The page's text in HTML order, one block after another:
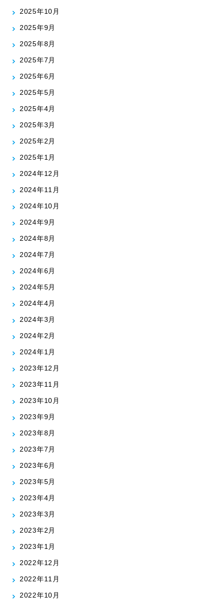
2025年10月
2025年9月
2025年8月
2025年7月
2025年6月
2025年5月
2025年4月
2025年3月
2025年2月
2025年1月
2024年12月
2024年11月
2024年10月
2024年9月
2024年8月
2024年7月
2024年6月
2024年5月
2024年4月
2024年3月
2024年2月
2024年1月
2023年12月
2023年11月
2023年10月
2023年9月
2023年8月
2023年7月
2023年6月
2023年5月
2023年4月
2023年3月
2023年2月
2023年1月
2022年12月
2022年11月
2022年10月